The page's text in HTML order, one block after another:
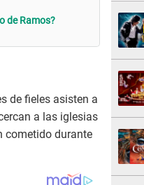
de Ramos?
de fieles asisten a
a las iglesias
cometido durante